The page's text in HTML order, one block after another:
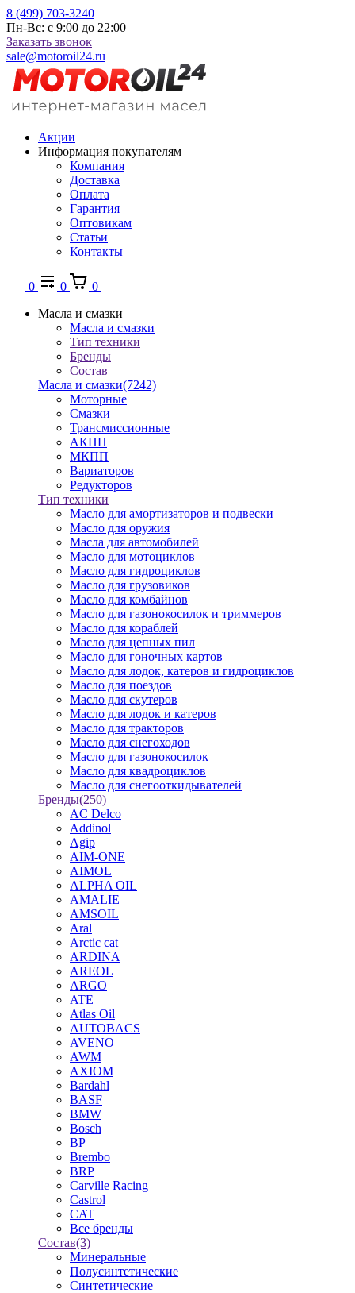
8 (499) 703-3240
Пн-Вс: с 9:00 до 22:00
Заказать звонок
sale@motoroil24.ru
Акции
Информация покупателям
Компания
Доставка
Оплата
Гарантия
Оптовикам
Статьи
Контакты
0 0
0
Масла и смазки
Масла и смазки
Тип техники
Бренды
Состав
Масла и смазки(7242)
Моторные
Смазки
Трансмиссионные
АКПП
МКПП
Вариаторов
Редукторов
Тип техники
Масло для амортизаторов и подвески
Масло для оружия
Масла для автомобилей
Масло для мотоциклов
Масло для гидроциклов
Масло для грузовиков
Масло для комбайнов
Масло для газонокосилок и триммеров
Масло для кораблей
Масло для цепных пил
Масло для гоночных картов
Масло для лодок, катеров и гидроциклов
Масло для поездов
Масло для скутеров
Масло для лодок и катеров
Масло для тракторов
Масло для снегоходов
Масло для газонокосилок
Масло для квадроциклов
Масло для снегооткидывателей
Бренды(250)
AC Delco
Addinol
Agip
AIM-ONE
AIMOL
ALPHA OIL
AMALIE
AMSOIL
Aral
Arctic cat
ARDINA
AREOL
ARGO
ATE
Atlas Oil
AUTOBACS
AVENO
AWM
AXIOM
Bardahl
BASF
BMW
Bosch
BP
Brembo
BRP
Carville Racing
Castrol
CAT
Все бренды
Состав(3)
Минеральные
Полусинтетические
Синтетические